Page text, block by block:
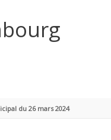
du 26 mars 2024